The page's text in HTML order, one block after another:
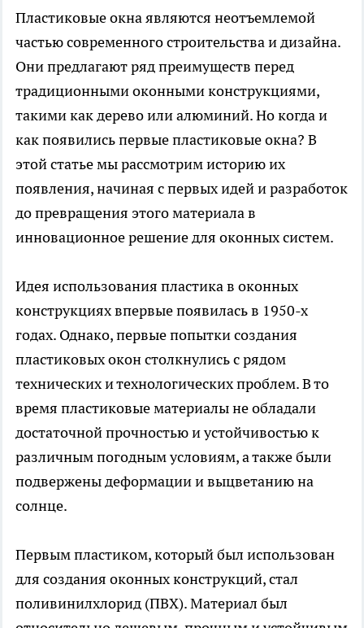
Пластиковые окна являются неотъемлемой
частью современного строительства и дизайна.
Они предлагают ряд преимуществ перед
традиционными оконными конструкциями,
такими как дерево или алюминий. Но когда и
как появились первые пластиковые окна? В
этой статье мы рассмотрим историю их
появления, начиная с первых идей и разработок
до превращения этого материала в
инновационное решение для оконных систем.
Идея использования пластика в оконных
конструкциях впервые появилась в 1950-х
годах. Однако, первые попытки создания
пластиковых окон столкнулись с рядом
технических и технологических проблем. В то
время пластиковые материалы не обладали
достаточной прочностью и устойчивостью к
различным погодным условиям, а также были
подвержены деформации и выцветанию на
солнце.
Первым пластиком, который был использован
для создания оконных конструкций, стал
поливинилхлорид (ПВХ). Материал был